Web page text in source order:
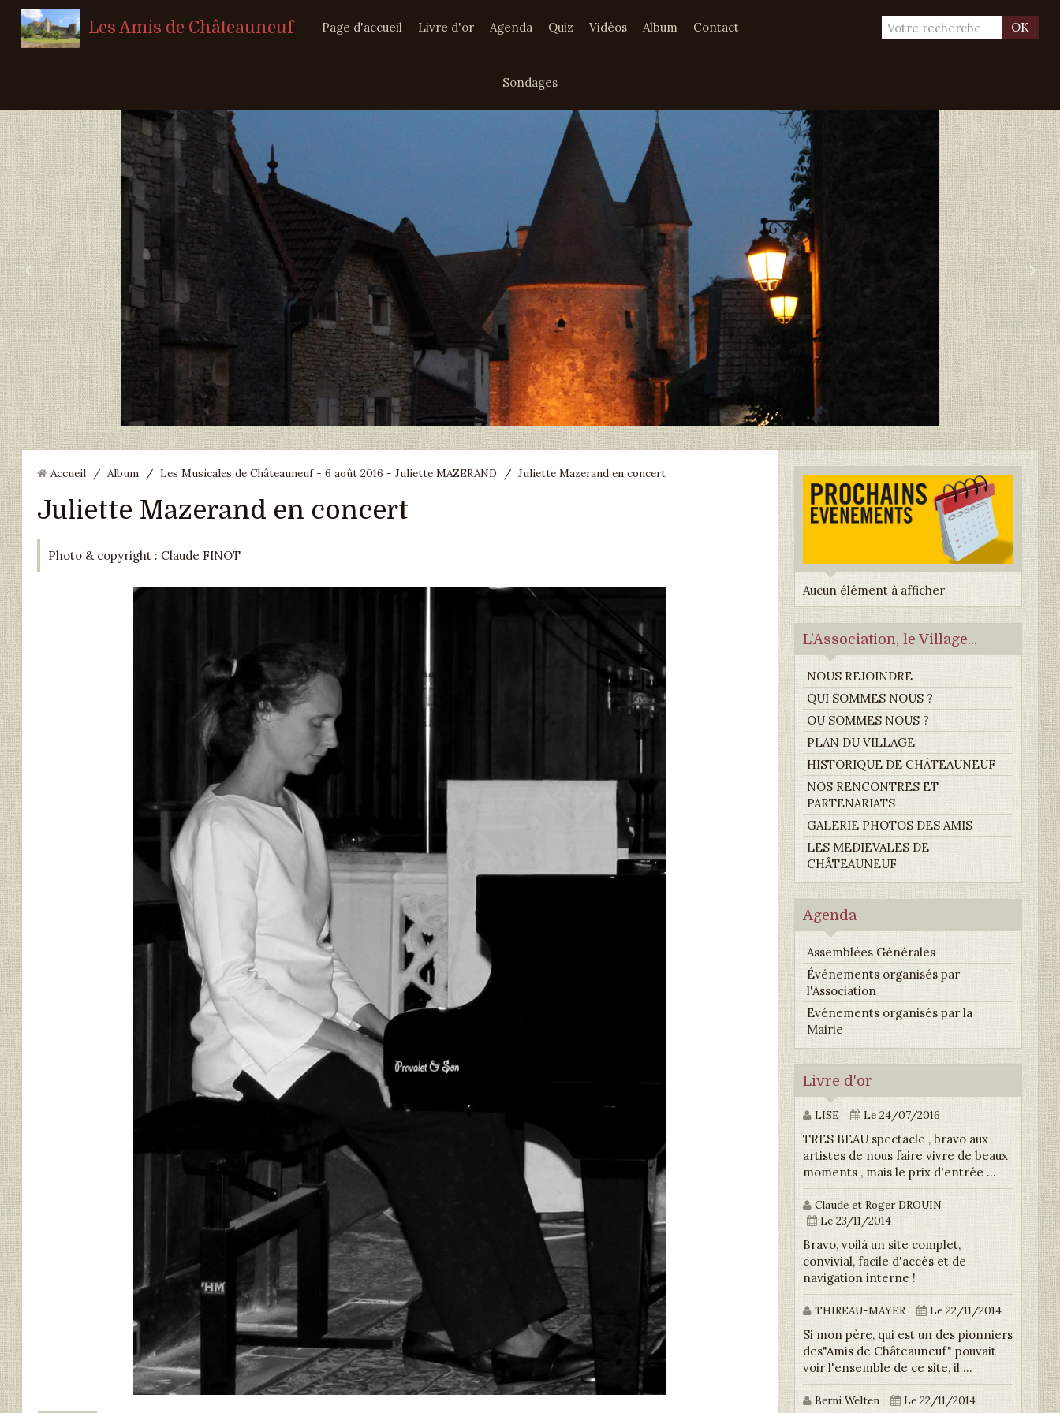
Les Amis de Châteauneuf OK
Page d'accueil Livre d'or Agenda Quiz Vidéos Album Contact
Sondages
‹ ›
Accueil / Album / Les Musicales de Châteauneuf - 6 août 2016 - Juliette MAZERAND / Juliette Mazerand en concert
Juliette Mazerand en concert
Photo & copyright : Claude FINOT
Aucun élément à afficher
L'Association, le Village...
NOUS REJOINDRE
QUI SOMMES NOUS ?
OU SOMMES NOUS ?
PLAN DU VILLAGE
HISTORIQUE DE CHÂTEAUNEUF
NOS RENCONTRES ET
PARTENARIATS
GALERIE PHOTOS DES AMIS
LES MEDIEVALES DE
CHÂTEAUNEUF
Agenda
Assemblées Générales
Événements organisés par
l'Association
Evénements organisés par la
Mairie
Livre d'or
LISE Le 24/07/2016
TRES BEAU spectacle , bravo aux
artistes de nous faire vivre de beaux
moments , mais le prix d'entrée ...
Claude et Roger DROUIN
Le 23/11/2014
Bravo, voilà un site complet,
convivial, facile d'accès et de
navigation interne !
THIREAU-MAYER Le 22/11/2014
Si mon père, qui est un des pionniers
des"Amis de Châteauneuf" pouvait
voir l'ensemble de ce site, il ...
Berni Welten Le 22/11/2014